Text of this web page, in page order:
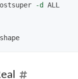
-d ALL